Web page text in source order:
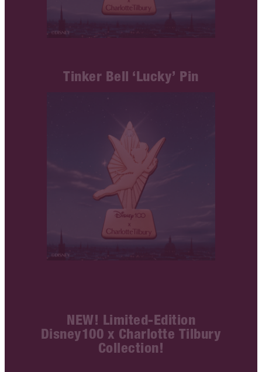
Tinker Bell ‘Lucky’ Pin
NEW! Limited-Edition
Disney100 x Charlotte Tilbury
Collection!